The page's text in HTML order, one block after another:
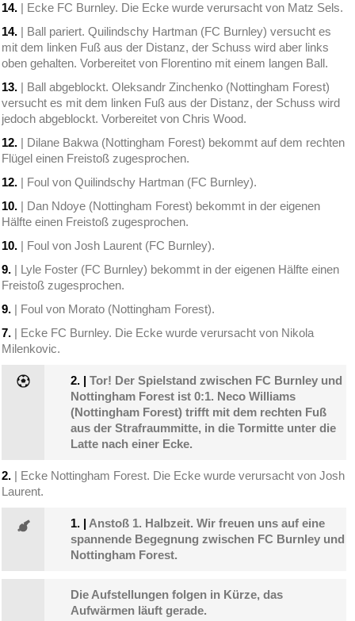
14. | Ecke FC Burnley. Die Ecke wurde verursacht von Matz Sels.
14. | Ball pariert. Quilindschy Hartman (FC Burnley) versucht es
mit dem linken Fuß aus der Distanz, der Schuss wird aber links
oben gehalten. Vorbereitet von Florentino mit einem langen Ball.
13. | Ball abgeblockt. Oleksandr Zinchenko (Nottingham Forest)
versucht es mit dem linken Fuß aus der Distanz, der Schuss wird
jedoch abgeblockt. Vorbereitet von Chris Wood.
12. | Dilane Bakwa (Nottingham Forest) bekommt auf dem rechten
Flügel einen Freistoß zugesprochen.
12. | Foul von Quilindschy Hartman (FC Burnley).
10. | Dan Ndoye (Nottingham Forest) bekommt in der eigenen
Hälfte einen Freistoß zugesprochen.
10. | Foul von Josh Laurent (FC Burnley).
9. | Lyle Foster (FC Burnley) bekommt in der eigenen Hälfte einen
Freistoß zugesprochen.
9. | Foul von Morato (Nottingham Forest).
7. | Ecke FC Burnley. Die Ecke wurde verursacht von Nikola
Milenkovic.
2. |Tor! Der Spielstand zwischen FC Burnley und
Nottingham Forest ist 0:1. Neco Williams
(Nottingham Forest) trifft mit dem rechten Fuß
aus der Strafraummitte, in die Tormitte unter die
Latte nach einer Ecke.
2. | Ecke Nottingham Forest. Die Ecke wurde verursacht von Josh
Laurent.
1. | Anstoß 1. Halbzeit. Wir freuen uns auf eine
spannende Begegnung zwischen FC Burnley und
Nottingham Forest.
Die Aufstellungen folgen in Kürze, das
Aufwärmen läuft gerade.